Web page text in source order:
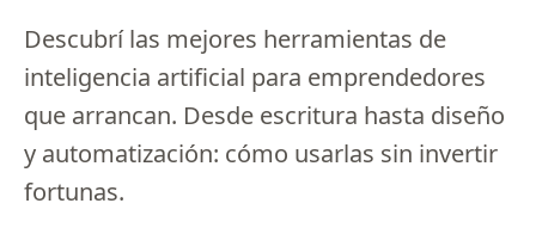
Descubrí las mejores herramientas de
inteligencia artificial para emprendedores
que arrancan. Desde escritura hasta diseño
y automatización: cómo usarlas sin invertir
fortunas.